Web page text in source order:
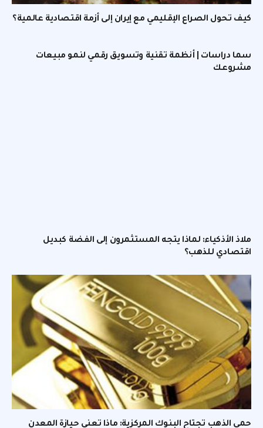
كيف تحول الصراع الإقليمي مع إيران إلى أزمة اقتصادية عالمية؟
سما دراسات | أنظمة تقنية وتسويق رقمي لنمو مبيعات
مشروعك
ملاذ الأذكياء: لماذا يتجه المستثمرون إلى الفضة كبديل
اقتصادي للذهب؟
حمى الذهب تجتاح البنوك المركزية: ماذا تعني حيازة المعدن